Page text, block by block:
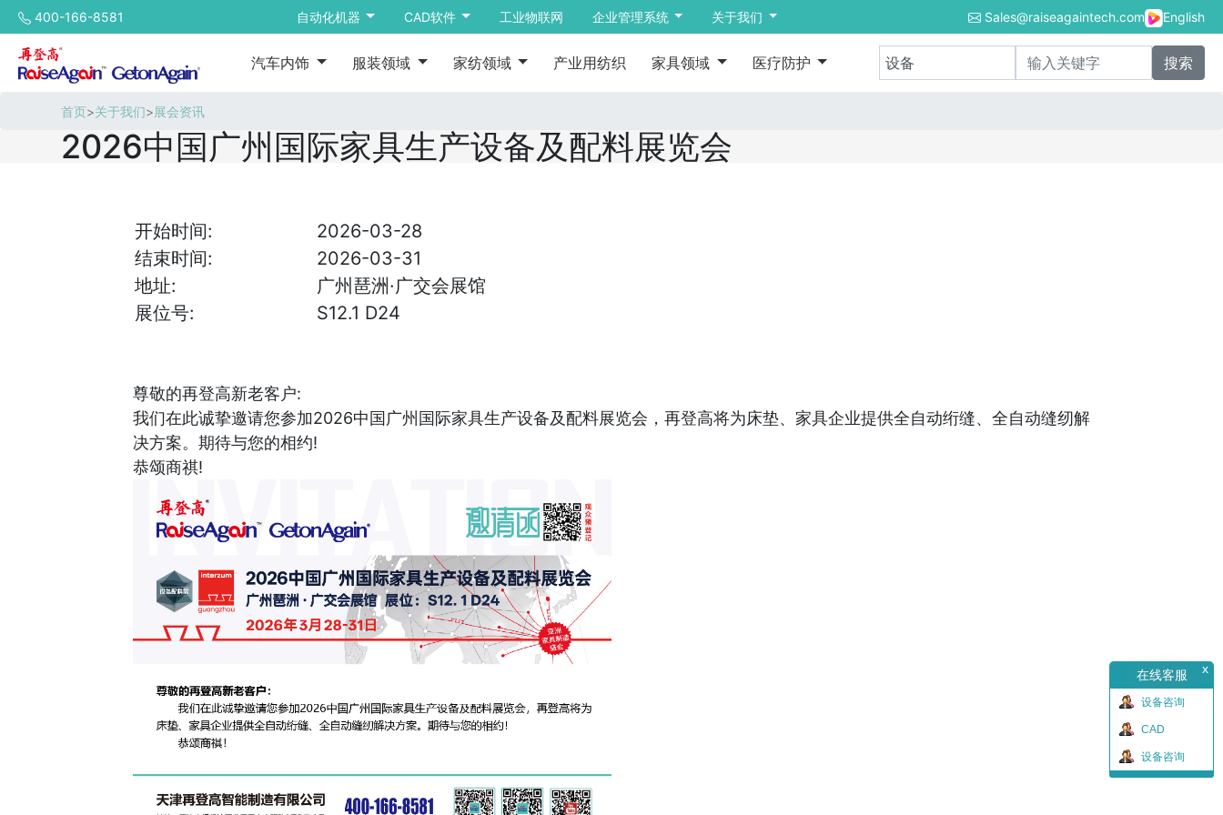
在线客服 x
设备咨询
CAD
设备咨询
400-166-8581 自动化机器 CAD软件 工业物联网 企业管理系统 关于我们 Sales@raiseagaintech.com English
汽车内饰 服装领域 家纺领域 产业用纺织 家具领域 医疗防护
首页>关于我们>展会资讯
2026中国广州国际家具生产设备及配料展览会
开始时间:
2026-03-28
结束时间:
2026-03-31
地址:
广州琶洲·广交会展馆
展位号:
S12.1 D24
尊敬的再登高新老客户:
我们在此诚挚邀请您参加2026中国广州国际家具生产设备及配料展览会，再登高将为床垫、家具企业提供全自动绗缝、全自动缝纫解
决方案。期待与您的相约!
恭颂商祺!